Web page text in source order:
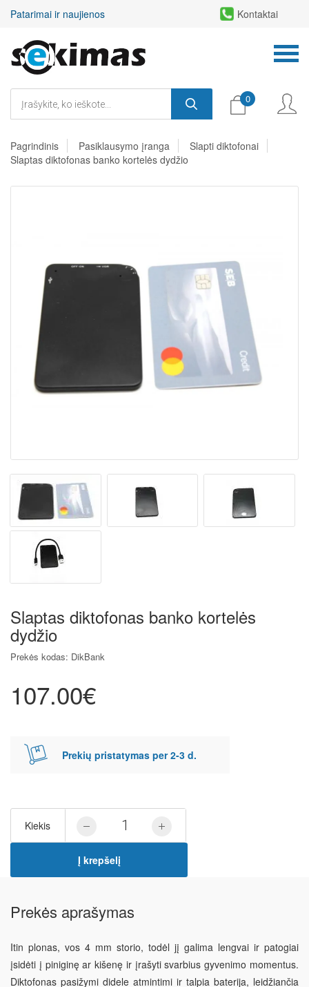
Kontaktai
Patarimai ir naujienos
0
Pagrindinis Pasiklausymo įranga
Slapti diktofonai
Slaptas diktofonas banko kortelės dydžio
Slaptas diktofonas banko kortelės
dydžio
Prekės kodas: DikBank
107.00€
Prekių pristatymas per 2-3 d.
Kiekis
Į krepšelį
Prekės aprašymas
Itin plonas, vos 4 mm storio, todėl jį galima lengvai ir patogiai
įsidėti į piniginę ar kišenę ir įrašyti svarbius gyvenimo momentus.
Diktofonas pasižymi didele atmintimi ir talpia baterija, leidžiančia